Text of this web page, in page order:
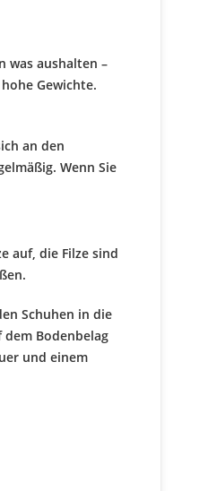
was aushalten –
Gewichte.
an den
Wenn Sie
auf, die Filze sind
Schuhen in die
Bodenbelag
und einem